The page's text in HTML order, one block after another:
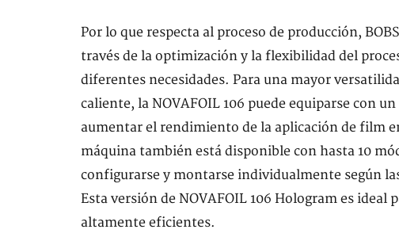
Por lo que respecta al proceso de producción,
través de la optimización y la flexibilidad del
diferentes necesidades. Para una mayor
caliente, la NOVAFOIL 106 puede equiparse con
aumentar el rendimiento de la aplicación de film
máquina también está disponible con hasta 10
configurarse y montarse individualmente según
Esta versión de NOVAFOIL 106 Hologram es
altamente eficientes.